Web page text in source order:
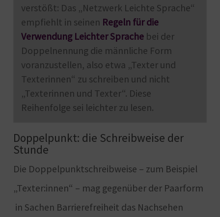
verstößt: Das „Netzwerk Leichte Sprache“
empfiehlt in seinen Regeln für die
Verwendung Leichter Sprachebei der
Doppelnennung die männliche Form
voranzustellen, also etwa „Texter und
Texterinnen“ zu schreiben und nicht
„Texterinnen und Texter“. Diese
Reihenfolge sei leichter zu lesen.
Doppelpunkt: die Schreibweise der
Stunde
Die Doppelpunktschreibweise – zum Beispiel
„Texter:innen“ – mag gegenüber der Paarform
in Sachen Barrierefreiheit das Nachsehen